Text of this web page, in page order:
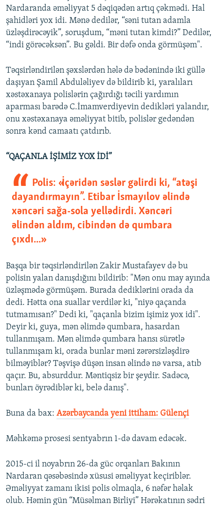
Nardaranda əməliyyat 5 dəqiqədən artıq çəkmədi. Hal
şahidləri yox idi. Mənə dedilər, “səni tutan adamla
üzləşdirəcəyik”, soruşdum, “məni tutan kimdi?” Dedilər,
“indi görəcəksən”. Bu gəldi. Bir dəfə onda görmüşəm".
Təqsirləndirilən şəxslərdən hələ də bədənində iki güllə
daşıyan Şamil Abduləliyev də bildirib ki, yaralıları
xəstəxanaya polislərin çağırdığı təcili yardımın
aparması barədə C.İmamverdiyevin dedikləri yalandır,
onu xəstəxanaya əməliyyat bitib, polislər gedəndən
sonra kənd camaatı çatdırıb.
“QAÇANLA İŞİMİZ YOX İDİ”
Polis: «İçəridən səslər gəlirdi ki, “atəşi
dayandırmayın”. Etibar İsmayılov əlində
xəncəri sağa-sola yellədirdi. Xəncəri
əlindən aldım, cibindən də qumbara
çıxdı...»
Başqa bir təqsirləndirilən Zakir Mustafayev də bu
polisin yalan danışdığını bildirib: "Mən onu may ayında
üzləşmədə görmüşəm. Burada dediklərini orada da
dedi. Hətta ona suallar verdilər ki, "niyə qaçanda
tutmamısan?" Dedi ki, "qaçanla bizim işimiz yox idi".
Deyir ki, guya, mən əlimdə qumbara, hasardan
tullanmışam. Mən əlimdə qumbara hansı sürətlə
tullanmışam ki, orada bunlar məni zərərsizləşdirə
bilməyiblər? Təşvişə düşən insan əlində nə varsa, atıb
qaçır. Bu, absurddur. Məntiqsiz bir şeydir. Sadəcə,
bunları öyrədiblər ki, belə danış".
Buna da bax: Azərbaycanda yeni ittiham: Gülençi
Məhkəmə prosesi sentyabrın 1-də davam edəcək.
2015-ci il noyabrın 26-da güc orqanları Bakının
Nardaran qəsəbəsində xüsusi əməliyyat keçiriblər.
Əməliyyat zamanı ikisi polis olmaqla, 6 nəfər həlak
olub. Həmin gün “Müsəlman Birliyi” Hərəkatının sədri